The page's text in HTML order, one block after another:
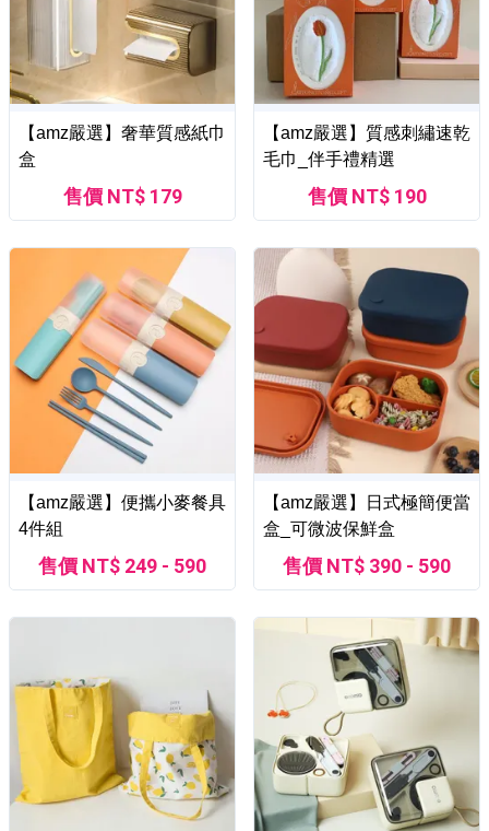
【amz嚴選】奢華質感紙巾
盒
售價 NT$ 179
【amz嚴選】質感刺繡速乾
毛巾_伴手禮精選
售價 NT$ 190
【amz嚴選】便攜小麥餐具
4件組
售價 NT$ 249 - 590
【amz嚴選】日式極簡便當
盒_可微波保鮮盒
售價 NT$ 390 - 590